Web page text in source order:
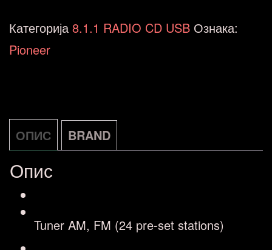
6400BT
количина
Категорија8.1.1 RADIO CD USB Ознака:
Pioneer
ОПИС BRAND
Опис
Tuner AM, FM (24 pre-set stations)